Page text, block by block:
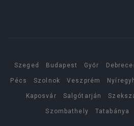
Szeged Budapest Győr
Pécs Szolnok Veszprém
Kaposvár Salgótarján
Szombathely Tatabánya